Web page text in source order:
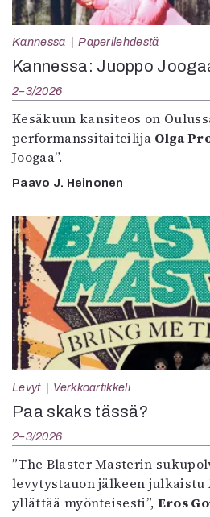
Kannessa Paperilehdestä
Kannessa: Juoppo
2–3/2026
Kesäkuun kansiteos on
performanssitaiteilija Olga
Joogaa”.
Paavo J. Heinonen
Levyt Verkkoartikkeli
Paa skaks tässä?
2–3/2026
”The Blaster Masterin
levytystauon jälkeen julkaistu
yllättää myönteisesti”, Eros